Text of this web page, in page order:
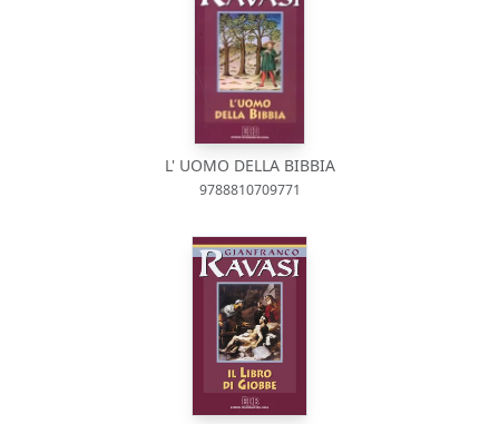
L' UOMO DELLA BIBBIA
9788810709771